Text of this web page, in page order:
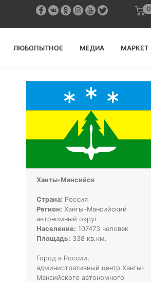
0
ЛЮБОПЫТНОЕ МЕДИА МАРКЕТ
Ханты-Мансийск
Страна: Россия
Регион: Ханты-Мансийский
автономный округ
Население: 107473 человек
Площадь: 338 кв.км.
Город в России,
административный центр Ханты-
Мансийского автономного